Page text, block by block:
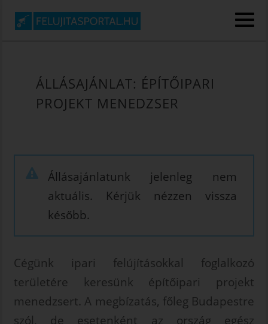
ÁLLÁSAJÁNLAT: ÉPÍTŐIPARI
PROJEKT MENEDZSER
Állásajánlatunk jelenleg nem
aktuális. Kérjük nézzen vissza
később.
Cégünk ipari felújításokkal foglalkozó
területére keresünk építőipari projekt
menedzsert. A megbízatás, főleg Budapestre
szól, de esetenként az ország egész
KEZDŐOLDAL
GIPSZKARTONOZÁS
ÜZLET FELÚJÍTÁS
TÁRSASHÁZ FESTÉS
FESTÉSE
INTÉZMÉNYEK FESTÉSE
ÉS FELÚJÍTÁSA